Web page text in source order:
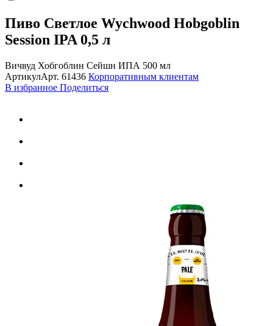
Пиво Светлое Wychwood Hobgoblin
Session IPA 0,5 л
Вичвуд Хобгоблин Сейшн ИПА 500 мл
АртикулАрт. 61436 Корпоративным клиентам
В избранное Поделиться